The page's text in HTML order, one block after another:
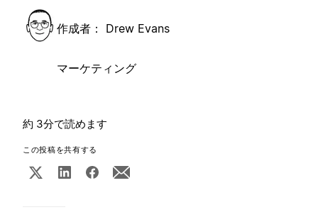
作成者： Drew Evans
マーケティング
約 3分で読めます
この投稿を共有する